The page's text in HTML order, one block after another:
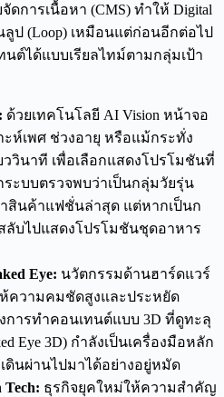
ดการเนื้อหา (CMS) ทำให้ Digital
ลูป (Loop) เหมือนแต่ก่อนอีกต่อไป
ต์ได้แบบเรียลไทม์ตามกลุ่มเป้า
ด้วยเทคโนโลยี AI Vision หน้าจอ
ะห์เพศ ช่วงอายุ หรือแม้กระทั่ง
วินาที เพื่อเลือกแสดงโปรโมชันที่
ระบบตรวจพบว่าเป็นกลุ่มวัยรุ่น
สินค้าแฟชั่นล่าสุด แต่หากเป็นก
ลับไปแสดงโปรโมชันชุดอาหาร
Eye: นวัตกรรมด้านฮาร์ดแวร์
ห้ความคมชัดสูงและประหยัด
การทำคอนเทนต์แบบ 3D ที่ดูทะลุ
Eye 3D) กำลังเป็นเครื่องมือหลัก
ดินผ่านไปมาได้อย่างอยู่หมัด
Tech: ธุรกิจยุคใหม่ให้ความสำคัญ